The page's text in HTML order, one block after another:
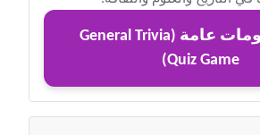
لعبة معلومات عامة (General Trivia
Quiz Game)